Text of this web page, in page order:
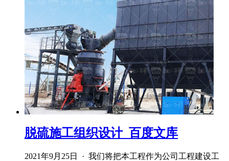
脱硫施工组织设计_百度文库
2021年9月25日 · 我们将把本工程作为公司工程建设工